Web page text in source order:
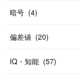
暗号 (4)
偏差値 (20)
IQ・知能 (57)